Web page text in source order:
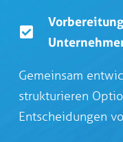
Gemeinsam
strukturieren
Entscheidungen